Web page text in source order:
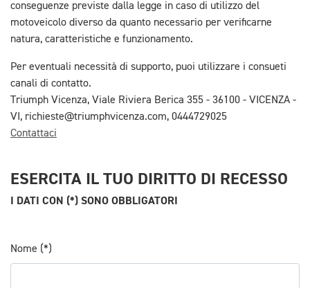
conseguenze previste dalla legge in caso di utilizzo del
motoveicolo diverso da quanto necessario per verificarne
natura, caratteristiche e funzionamento.
Per eventuali necessità di supporto, puoi utilizzare i consueti
canali di contatto.
Triumph Vicenza, Viale Riviera Berica 355 - 36100 - VICENZA -
VI, richieste@triumphvicenza.com, 0444729025
Contattaci
ESERCITA IL TUO DIRITTO DI RECESSO
I DATI CON (*) SONO OBBLIGATORI
Nome (*)